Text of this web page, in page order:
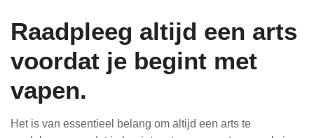
Raadpleeg altijd een arts
voordat je begint met
vapen.
Het is van essentieel belang om altijd een arts te